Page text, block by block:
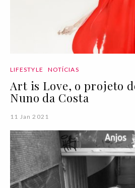
LIFESTYLE NOTÍCIAS
Art is Love, o projeto
Nuno da Costa
11 Jan 2021